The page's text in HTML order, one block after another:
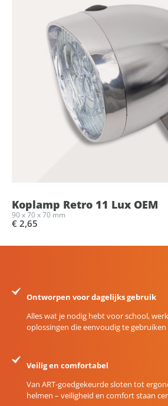
Koplamp Retro 11 Lux OEM
90 x 70 x 70 mm
€ 2,65
Ontworpen voor dagelijks gebruik
Alles wat je nodig hebt voor school,
oplossingen die eenvoudig te
Veilig en comfortabel
Van ART-goedgekeurde sloten tot
helmen – veiligheid en comfort staan